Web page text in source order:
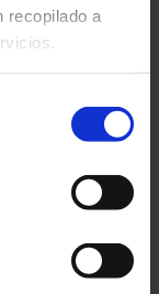
recopilado a